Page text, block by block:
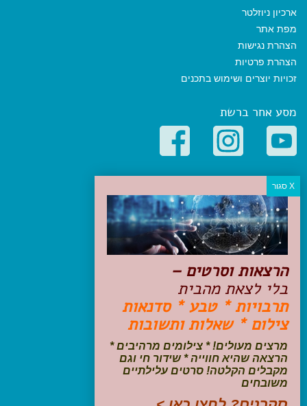
ארכיון ניוזלטר
מפת אתר
הצהרת נגישות
הצהרת פרטיות
זכויות יוצרים ושימוש בתכנים
מסע אחר ברשת
קטגוריות פופולריות
יעדים
טיולים בישראל
מלונות בוטיק בישראל
טיפים והמלצות
הכנות לנסיעה
טיולי ג'יפים
טיולים עם ילדים
שייט, הפלגות, קרוזים
עקבו אחרינו בפייסבוק
הרצאות וסרטים –
בלי לצאת מהבית
תרבויות * טבע * סדנאות
צילום * שאלות ותשובות
מרצים מעולים! * צילומים מרהיבים *
הרצאה שהיא חווייה * שידור חי וגם
מקבלים הקלטה! סרטים עלילתיים
משובחים